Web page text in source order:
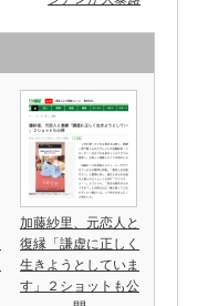
加藤紗里、元恋人と
復縁「謙虚に正しく
生きようとしていま
す」２ショットも公